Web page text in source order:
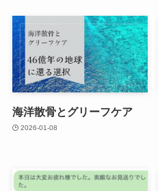
海洋散骨と​グリーフケア
2026-01-08